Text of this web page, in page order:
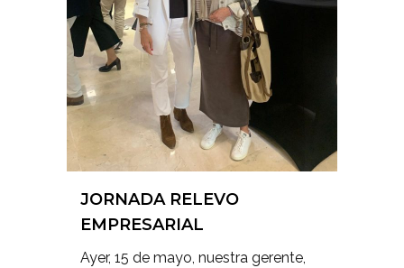
JORNADA RELEVO
EMPRESARIAL
Ayer, 15 de mayo, nuestra gerente,